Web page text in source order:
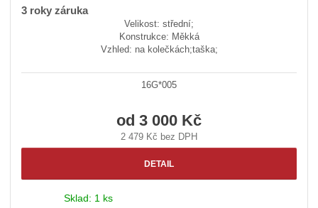
3 roky záruka
Velikost: střední;
Konstrukce: Měkká
Vzhled: na kolečkách;taška;
16G*005
od 3 000 Kč
2 479 Kč bez DPH
DETAIL
Sklad: 1 ks